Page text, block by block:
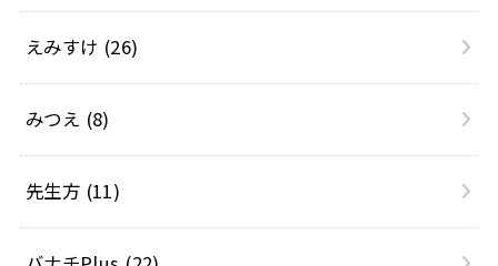
えみすけ (26)
みつえ (8)
先生方 (11)